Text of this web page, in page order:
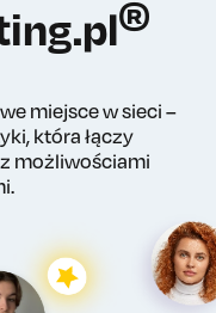
®
miejsce w sieci –
która łączy
możliwościami